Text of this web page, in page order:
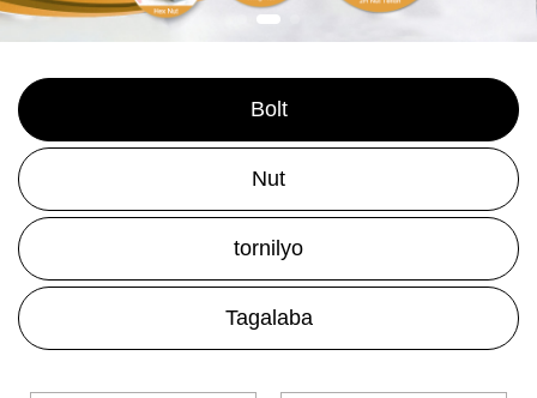
Bolt
Nut
tornilyo
Tagalaba